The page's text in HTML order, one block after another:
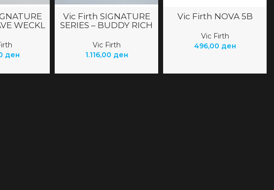
WECKL
ден
Vic Firth SIGNATURE
SERIES – BUDDY RICH
Vic Firth
1.116,00 ден
Vic Firth NOVA 5B
Vic Firth
496,00 ден